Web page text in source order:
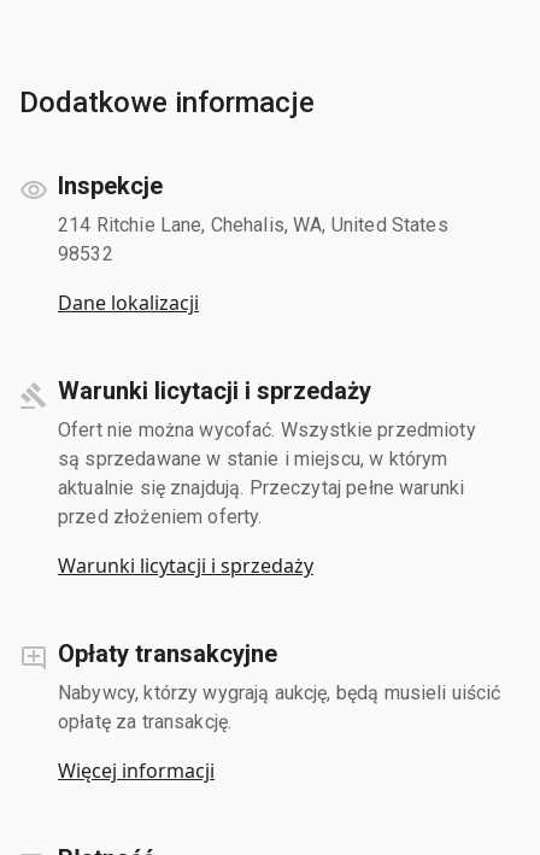
Dodatkowe informacje
Inspekcje
214 Ritchie Lane, Chehalis, WA, United States
98532
Dane lokalizacji
Warunki licytacji i sprzedaży
Ofert nie można wycofać. Wszystkie przedmioty
są sprzedawane w stanie i miejscu, w którym
aktualnie się znajdują. Przeczytaj pełne warunki
przed złożeniem oferty.
Warunki licytacji i sprzedaży
Opłaty transakcyjne
Nabywcy, którzy wygrają aukcję, będą musieli uiścić
opłatę za transakcję.
Więcej informacji